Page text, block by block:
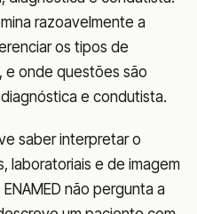
razoavelmente a
os tipos de
e onde questões são
e condutista.
saber interpretar o
laboratoriais e de imagem
não pergunta a